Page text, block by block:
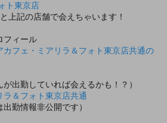
ト東京店
上記の店舗で会えちゃいます！
フィール
カフェ・ミアリラ＆フォト東京店共通の
が出勤していれば会えるかも！？）
ラ＆フォト東京店共通
勤情報非公開です）